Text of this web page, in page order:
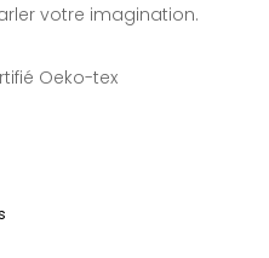
votre imagination.
Oeko-tex